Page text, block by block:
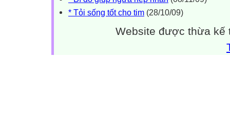
* Tỏi sống tốt cho tim (28/10/09)
Website được thừa